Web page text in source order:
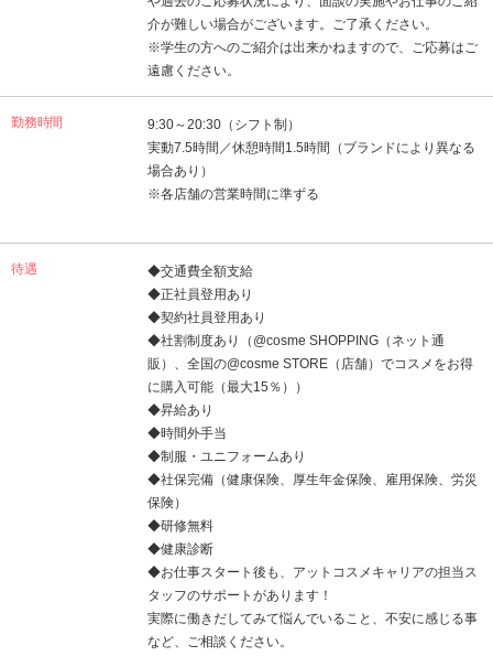
介が難しい場合がございます。ご了承ください。
※学生の方へのご紹介は出来かねますので、ご応募はご
遠慮ください。
勤務時間
9:30～20:30（シフト制）
実動7.5時間／休憩時間1.5時間（ブランドにより異なる
場合あり）
※各店舗の営業時間に準ずる
待遇
◆交通費全額支給
◆正社員登用あり
◆契約社員登用あり
◆社割制度あり（@cosme SHOPPING（ネット通
販）、全国の@cosme STORE（店舗）でコスメをお得
に購入可能（最大15％））
◆昇給あり
◆時間外手当
◆制服・ユニフォームあり
◆社保完備（健康保険、厚生年金保険、雇用保険、労災
保険）
◆研修無料
◆健康診断
◆お仕事スタート後も、アットコスメキャリアの担当ス
タッフのサポートがあります！
実際に働きだしてみて悩んでいること、不安に感じる事
など、ご相談ください。